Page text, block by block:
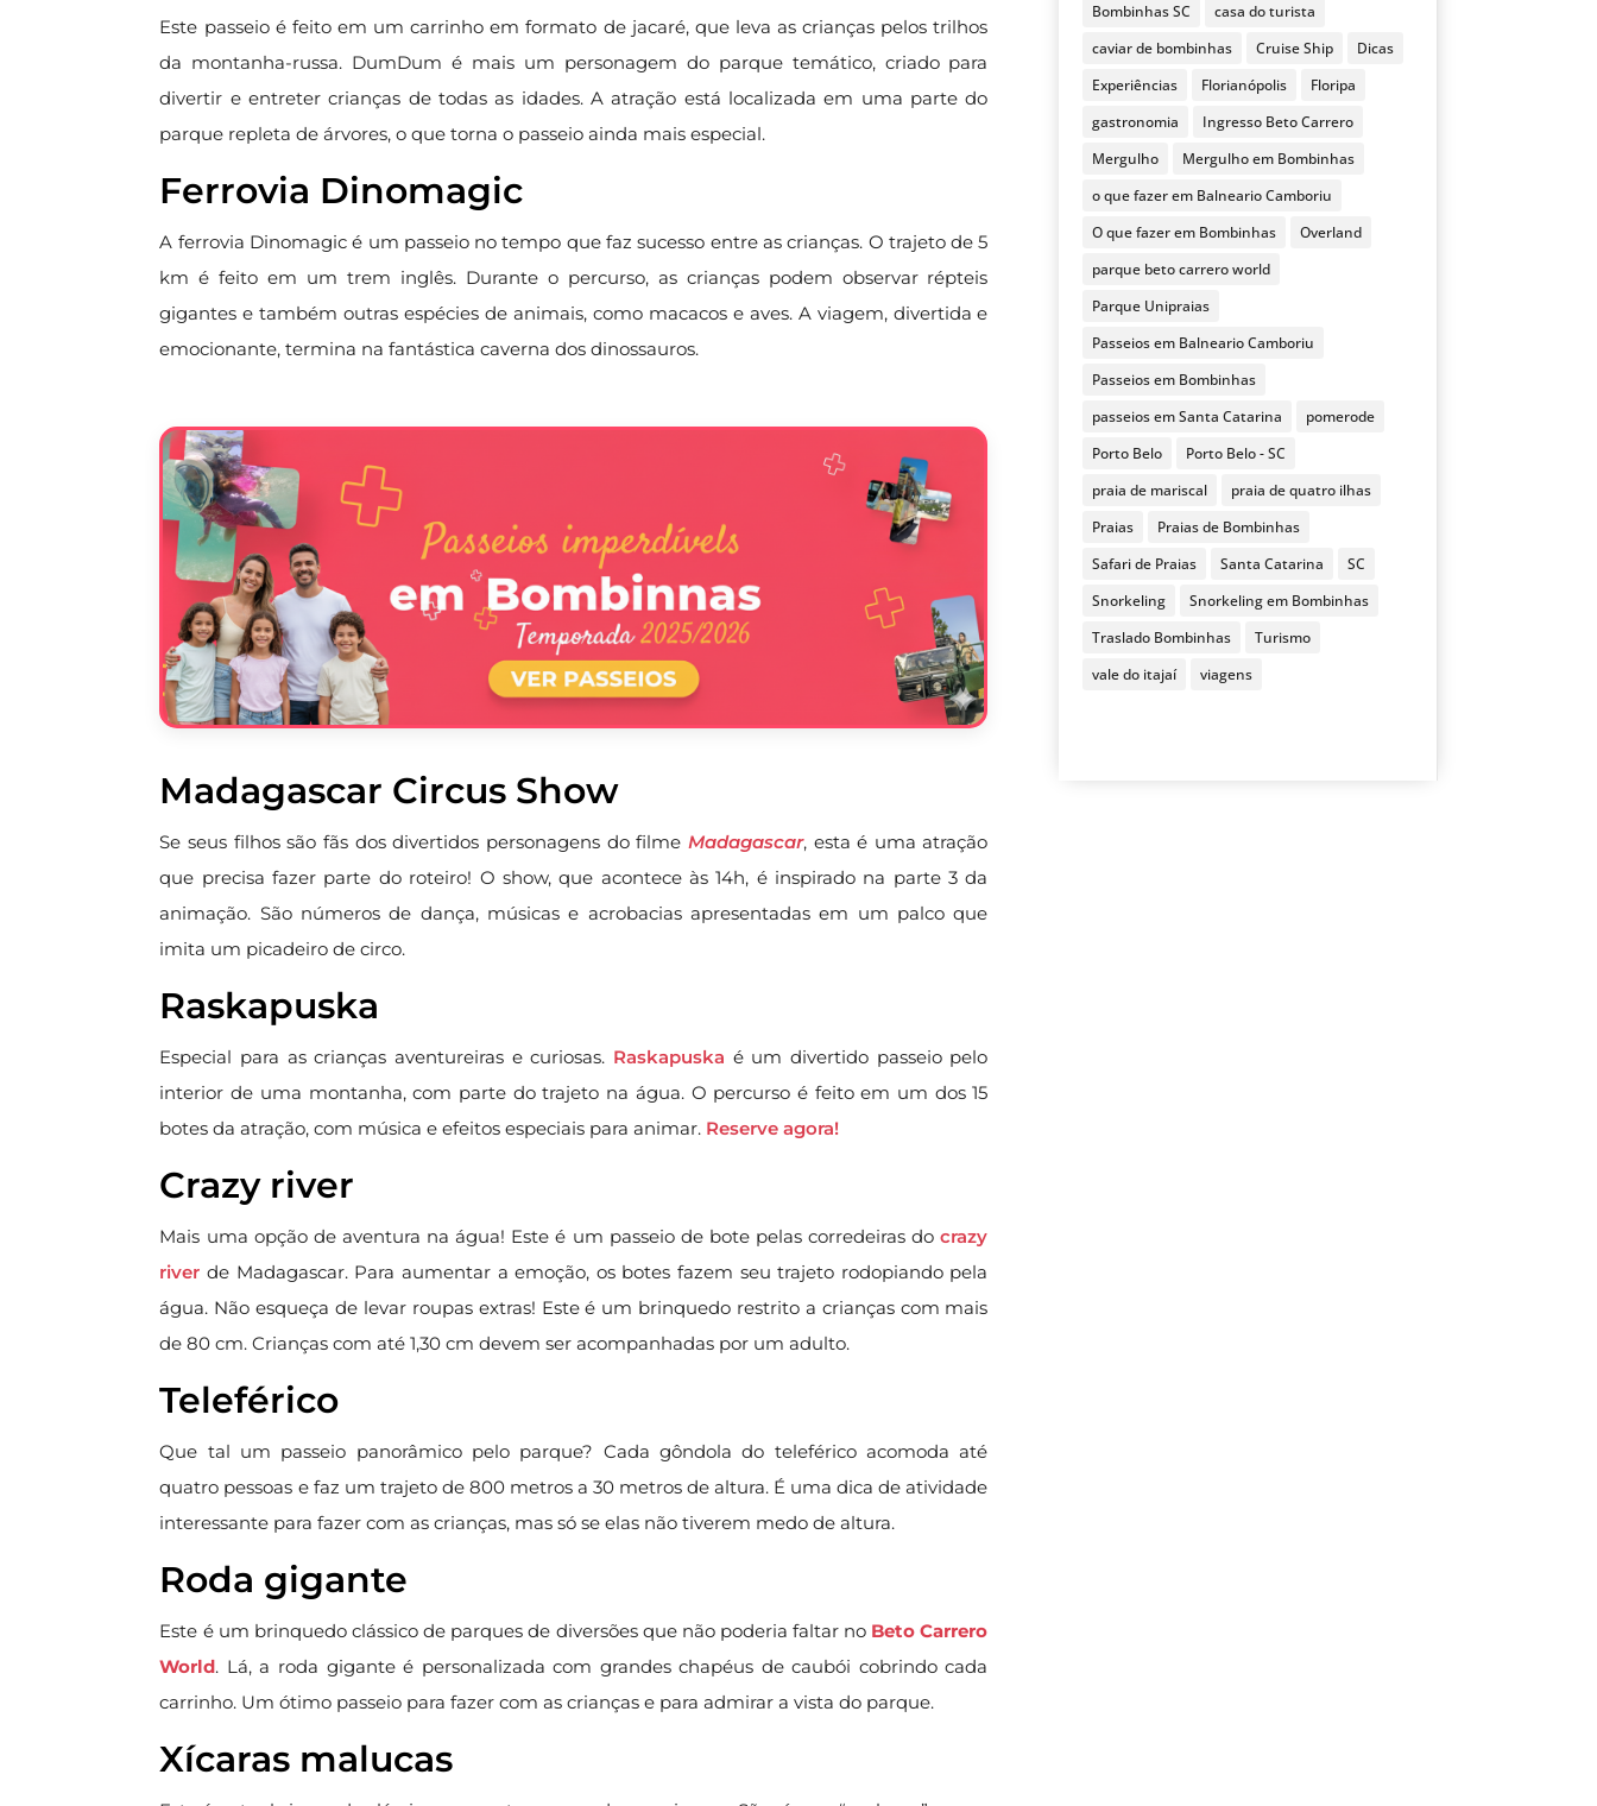
Este passeio é feito em um carrinho em formato de jacaré, que leva as crianças pelos trilhos
da montanha-russa. DumDum é mais um personagem do parque temático, criado para
divertir e entreter crianças de todas as idades. A atração está localizada em uma parte do
parque repleta de árvores, o que torna o passeio ainda mais especial.
Ferrovia Dinomagic
A ferrovia Dinomagic é um passeio no tempo que faz sucesso entre as crianças. O trajeto de 5
km é feito em um trem inglês. Durante o percurso, as crianças podem observar répteis
gigantes e também outras espécies de animais, como macacos e aves. A viagem, divertida e
emocionante, termina na fantástica caverna dos dinossauros.
Madagascar Circus Show
Se seus filhos são fãs dos divertidos personagens do filme Madagascar, esta é uma atração
que precisa fazer parte do roteiro! O show, que acontece às 14h, é inspirado na parte 3 da
animação. São números de dança, músicas e acrobacias apresentadas em um palco que
imita um picadeiro de circo.
Raskapuska
Especial para as crianças aventureiras e curiosas. Raskapuska é um divertido passeio pelo
interior de uma montanha, com parte do trajeto na água. O percurso é feito em um dos 15
botes da atração, com música e efeitos especiais para animar. Reserve agora!
Crazy river
Mais uma opção de aventura na água! Este é um passeio de bote pelas corredeiras docrazy
river de Madagascar. Para aumentar a emoção, os botes fazem seu trajeto rodopiando pela
água. Não esqueça de levar roupas extras! Este é um brinquedo restrito a crianças com mais
de 80 cm. Crianças com até 1,30 cm devem ser acompanhadas por um adulto.
Teleférico
Que tal um passeio panorâmico pelo parque? Cada gôndola do teleférico acomoda até
quatro pessoas e faz um trajeto de 800 metros a 30 metros de altura. É uma dica de atividade
interessante para fazer com as crianças, mas só se elas não tiverem medo de altura.
Roda gigante
Este é um brinquedo clássico de parques de diversões que não poderia faltar no Beto Carrero
World. Lá, a roda gigante é personalizada com grandes chapéus de caubói cobrindo cada
carrinho. Um ótimo passeio para fazer com as crianças e para admirar a vista do parque.
Xícaras malucas
Bombinhas SC
casa do turista
caviar de bombinhas
Cruise Ship
Dicas
Experiências
Florianópolis
Floripa
gastronomia
Ingresso Beto Carrero
Mergulho
Mergulho em Bombinhas
o que fazer em Balneario Camboriu
O que fazer em Bombinhas
Overland
parque beto carrero world
Parque Unipraias
Passeios em Balneario Camboriu
Passeios em Bombinhas
passeios em Santa Catarina
pomerode
Porto Belo
Porto Belo - SC
praia de mariscal
praia de quatro ilhas
Praias
Praias de Bombinhas
Safari de Praias
Santa Catarina
SC
Snorkeling
Snorkeling em Bombinhas
Traslado Bombinhas
Turismo
vale do itajaí
viagens